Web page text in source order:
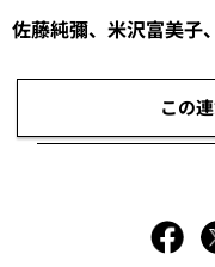
佐藤純彌、米沢富美子
この